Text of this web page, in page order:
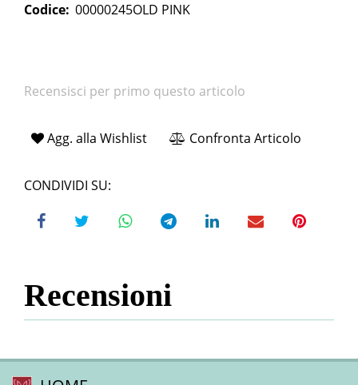
Codice: 00000245OLD PINK
Recensisci per primo questo articolo
Agg. alla Wishlist Confronta Articolo
CONDIVIDI SU:
Recensioni